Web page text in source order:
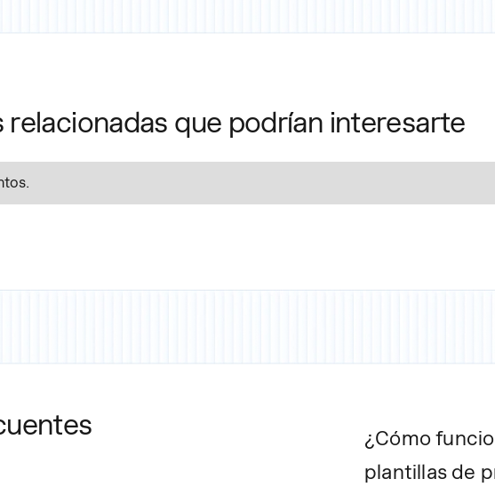
relacionadas que podrían interesarte
¿Cómo
plantillas de